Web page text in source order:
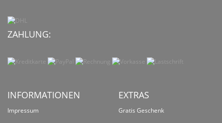
ZAHLUNG:
INFORMATIONEN
Impressum
EXTRAS
Gratis Geschenk